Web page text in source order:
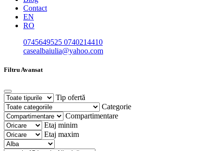
Contact
EN
RO
0745649525 0740214410
casealbaiulia@yahoo.com
Filtru Avansat
Tip ofertă
Categorie
Compartimentare
Etaj minim
Etaj maxim